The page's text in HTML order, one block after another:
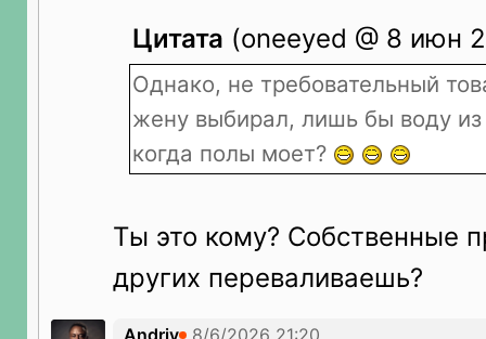
Цитата (oneeyed @ 8 июн
Однако, не требовательный
жену выбирал, лишь бы воду
когда полы моет?
Ты это кому? Собственные
других переваливаешь?
Andriv